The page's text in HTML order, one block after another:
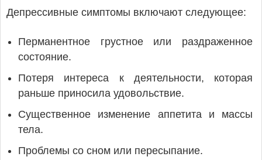
Депрессивные симптомы включают следующее:
Перманентное грустное или раздраженное
состояние.
Потеря интереса к деятельности, которая
раньше приносила удовольствие.
Существенное изменение аппетита и массы
тела.
Проблемы со сном или пересыпание.